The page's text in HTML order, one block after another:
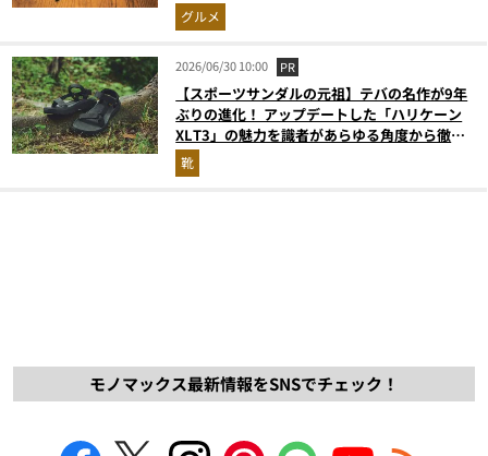
グルメ
2026/06/30 10:00 PR
【スポーツサンダルの元祖】テバの名作が9年
ぶりの進化！ アップデートした「ハリケーン
XLT3」の魅力を識者があらゆる角度から徹底
解説！
靴
モノマックス最新情報をSNSでチェック！